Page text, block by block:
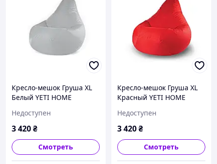
Кресло-мешок Груша XL
Белый YETI HOME
Недоступен
3 420₴
Смотреть
Кресло-мешок Груша XL
Красный YETI HOME
Недоступен
3 420₴
Смотреть